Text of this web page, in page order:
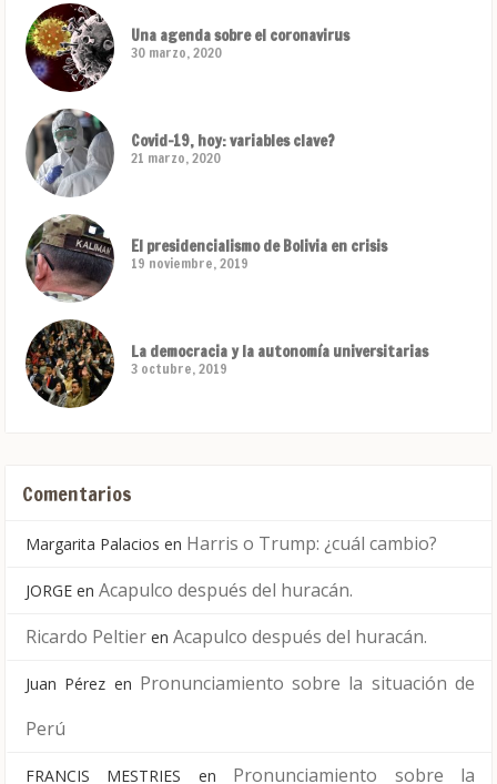
Una agenda sobre el coronavirus
30 marzo, 2020
Covid-19, hoy: variables clave?
21 marzo, 2020
El presidencialismo de Bolivia en crisis
19 noviembre, 2019
La democracia y la autonomía universitarias
3 octubre, 2019
Comentarios
Margarita Palacios en Harris o Trump: ¿cuál cambio?
JORGE en Acapulco después del huracán.
Ricardo Peltier en Acapulco después del huracán.
Juan Pérez en Pronunciamiento sobre la situación de
Perú
FRANCIS MESTRIES en Pronunciamiento sobre la